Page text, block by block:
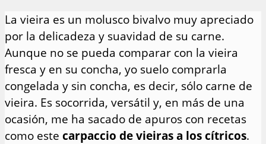
La vieira es un molusco bivalvo muy apreciado
por la delicadeza y suavidad de su carne.
Aunque no se pueda comparar con la vieira
fresca y en su concha, yo suelo comprarla
congelada y sin concha, es decir, sólo carne de
vieira. Es socorrida, versátil y, en más de una
ocasión, me ha sacado de apuros con recetas
como este carpaccio de vieiras a los cítricos.